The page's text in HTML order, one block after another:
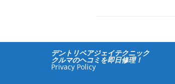
シ
ョ
デントリペアジェイテクニック
クルマのヘコミを即日修理！
Privacy Policy